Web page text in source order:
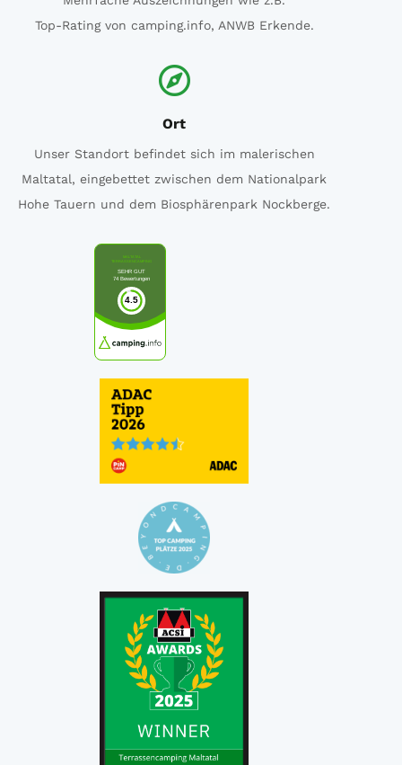
Ort
Unser Standort befindet sich im malerischen
Maltatal, eingebettet zwischen dem Nationalpark
Hohe Tauern und dem Biosphärenpark Nockberge.
MALTATAL
TERRASSENCAMPING
SEHR GUT
74 Bewertungen
4.5